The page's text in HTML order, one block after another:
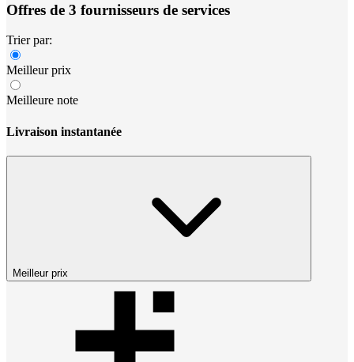
Offres de 3 fournisseurs de services
Trier par:
Meilleur prix
Meilleure note
Livraison instantanée
Meilleur prix